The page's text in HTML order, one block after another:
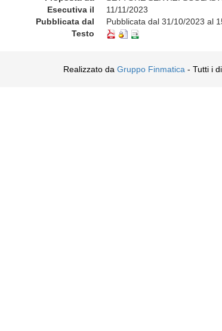
Esecutiva il
11/11/2023
Pubblicata dal
Pubblicata dal 31/10/2023 al
Testo
Realizzato da Gruppo Finmatica - Tutti i